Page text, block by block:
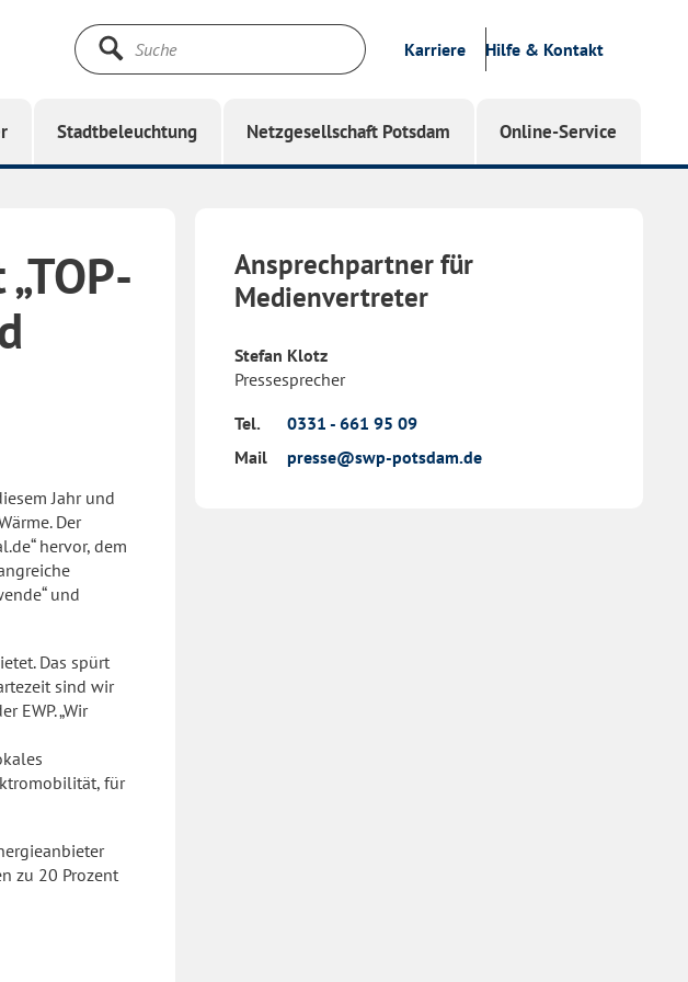
Suche
Karriere Hilfe & Kontakt
Stadtbeleuchtung Netzgesellschaft Potsdam Online-Service
Jahr und
Der
hervor, dem
und
Das spürt
sind wir
EWP. „Wir
für
zu 20 Prozent
Ansprechpartner für
Medienvertreter
Stefan Klotz
Pressesprecher
Tel.
0331 - 661 95 09
Mail
presse@swp-potsdam.de